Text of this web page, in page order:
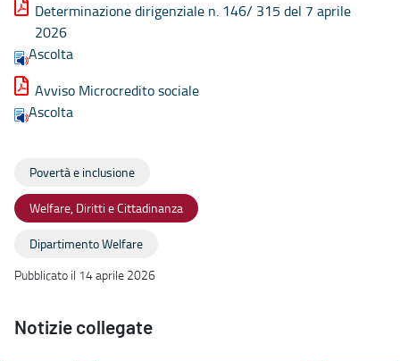
Determinazione dirigenziale n. 146/ 315 del 7 aprile
2026
Ascolta
Avviso Microcredito sociale
Ascolta
Povertà e inclusione
Welfare, Diritti e Cittadinanza
Dipartimento Welfare
Pubblicato il 14 aprile 2026
Notizie collegate